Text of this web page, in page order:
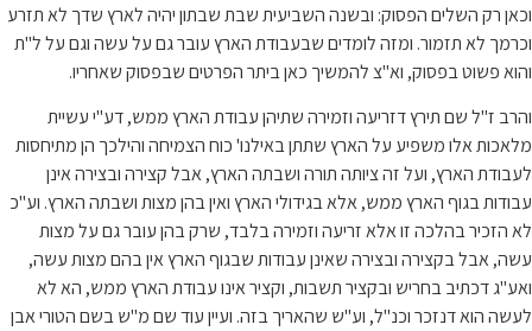
וכאן רק השלים הפסוק: ובשנה השביעית שבת שבתון יהיה לארץ שדך לא תזרע
וכרמך לא תזמור. ומזה לומדים שבעבודת הארץ עובר גם על עשה וגם על ל"ת
והוא פשוט בפסוק, וא"צ להמשיך כאן ביתר הפרטים שבפסוק שאחריו.
והרב ז"ל שם תירץ דזריעה וזמירה שתיהן עבודת הארץ ממש, דע"י עשיית
מלאכות אלו משפיע על הארץ שתתן באילנו' כוח הצמיחה והילכך הן מתיחסות
לעבודת הארץ, ועל זה ציותה תורה ושבתה הארץ, אבל קצירה ובצירה אינן
עבודות בגוף הארץ ממש, אלא בגידולי הארץ ואין בהן מצות ושבתה הארץ. וע"כ
לא הזכיר בהלכה זו אלא זריעה וזמירה בלבד, שרק בהן עובר גם על מצות
עשה, אבל בקצירה ובצירה שאינן עבודות שבגוף הארץ אין בהם מצות עשה,
ואע"ג דכתיב בחריש ובקציר תשבות, וקציר אינו עבודת הארץ ממש, הא לא
לעשה הוא דנזכר וכנ"ל, וע"ש שהאריך בזה. ועיין עוד שם מ"ש בשם הטורי אבן